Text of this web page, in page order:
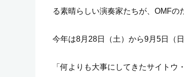
る素晴らしい演奏家たちが、OMFの
今年は8月28日（土）から9月5日（
「何よりも大事にしてきたサイト